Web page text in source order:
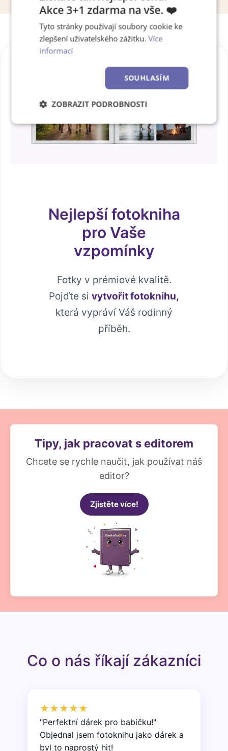
Nejlepší fotokniha
pro Vaše
vzpomínky
Fotky v prémiové kvalitě.
Pojďte si vytvořit fotoknihu,
která vypráví Váš rodinný
příběh.
Tipy, jak pracovat s editorem
Chcete se rychle naučit, jak používat náš
editor?
Zjistěte více!
Co o nás říkají zákazníci
★★★★★
"Perfektní dárek pro babičku!"
Objednal jsem fotoknihu jako dárek a
byl to naprostý hit!
Akce 3+1 zdarma na vše. ❤️
Tyto stránky používají soubory cookie ke
zlepšení uživatelského zážitku.Více
informací
SOUHLASÍM
ZOBRAZIT PODROBNOSTI
Nezbytně
nutné
soubory
Výkonové
soubory
Soubory
cílení